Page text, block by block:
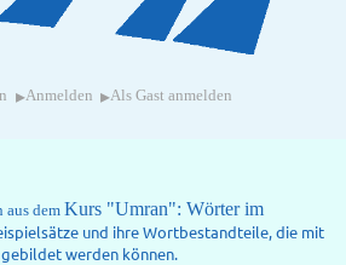
▸Anmelden ▸Als Gast anmelden
aus dem Kurs "Umran": Wörter im
und ihre Wortbestandteile, die mit
werden können.